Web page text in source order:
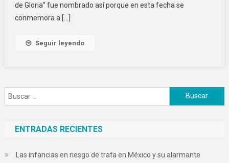
de Gloria” fue nombrado así porque en esta fecha se
conmemora a […]
Seguir leyendo
Buscar:
ENTRADAS RECIENTES
Las infancias en riesgo de trata en México y su alarmante